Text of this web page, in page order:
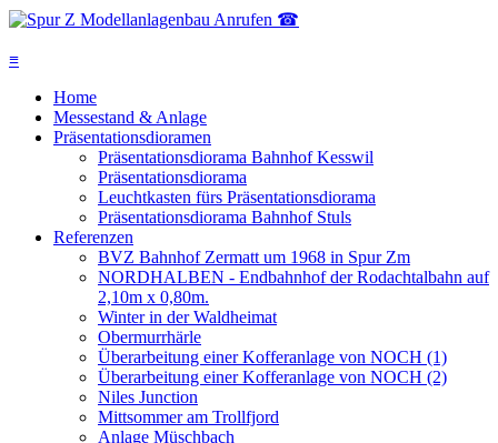
Anrufen ☎
≡
Home
Messestand & Anlage
Präsentationsdioramen
Präsentationsdiorama Bahnhof Kesswil
Präsentationsdiorama
Leuchtkasten fürs Präsentationsdiorama
Präsentationsdiorama Bahnhof Stuls
Referenzen
BVZ Bahnhof Zermatt um 1968 in Spur Zm
NORDHALBEN - Endbahnhof der Rodachtalbahn auf
2,10m x 0,80m.
Winter in der Waldheimat
Obermurrhärle
Überarbeitung einer Kofferanlage von NOCH (1)
Überarbeitung einer Kofferanlage von NOCH (2)
Niles Junction
Mittsommer am Trollfjord
Anlage Müschbach